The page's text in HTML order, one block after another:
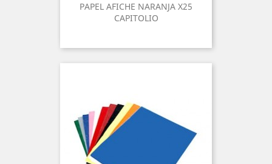
PAPEL AFICHE NARANJA X25
CAPITOLIO